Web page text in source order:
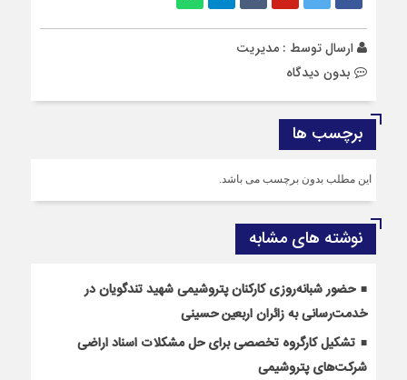
ارسال توسط : مدیریت
بدون دیدگاه
برچسب ها
این مطلب بدون برچسب می باشد.
نوشته های مشابه
حضور شبانه‌روزی کارکنان پتروشیمی شهید تندگویان در
خدمت‌رسانی به زائران اربعین حسینی
تشکیل کارگروه تخصصی برای حل مشکلات اسناد اراضی
شرکت‌های پتروشیمی